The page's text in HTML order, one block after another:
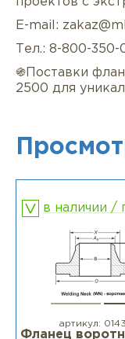
E-mail:
Тел.: 8-800-
֍Поставки
2500 для
в наличии /
артикул:
Фланец